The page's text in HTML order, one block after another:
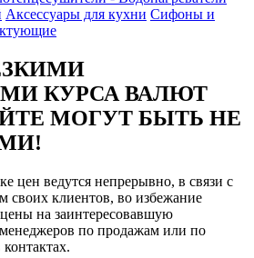
Аксессуары для кухни Сифоны и
КУРСА ВАЛЮТ
МОГУТ БЫТЬ НЕ
цен ведутся непрерывно, в связи с
своих клиентов, во избежание
на заинтересовавшую
по продажам или по